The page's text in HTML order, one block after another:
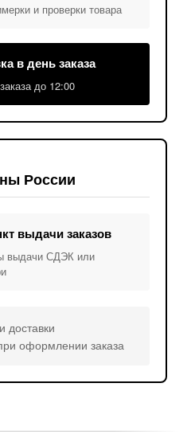
и проверки товара
в день заказа
до 12:00
России
выдачи заказов
выдачи СДЭК или
доставки
оформлении заказа